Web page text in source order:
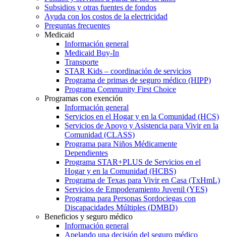
Subsidios y otras fuentes de fondos
Ayuda con los costos de la electricidad
Preguntas frecuentes
Medicaid
Información general
Medicaid Buy-In
Transporte
STAR Kids – coordinación de servicios
Programa de primas de seguro médico (HIPP)
Programa Community First Choice
Programas con exención
Información general
Servicios en el Hogar y en la Comunidad (HCS)
Servicios de Apoyo y Asistencia para Vivir en la
Comunidad (CLASS)
Programa para Niños Médicamente
Dependientes
Programa STAR+PLUS de Servicios en el
Hogar y en la Comunidad (HCBS)
Programa de Texas para Vivir en Casa (TxHmL)
Servicios de Empoderamiento Juvenil (YES)
Programa para Personas Sordociegas con
Discapacidades Múltiples (DMBD)
Beneficios y seguro médico
Información general
Apelando una decisión del seguro médico